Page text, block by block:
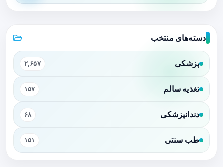
دسته‌های منتخب
پزشکی ۲,۶۵۷
تغذیه سالم ۱۵۷
دندانپزشکی ۶۸
طب سنتی ۱۵۱